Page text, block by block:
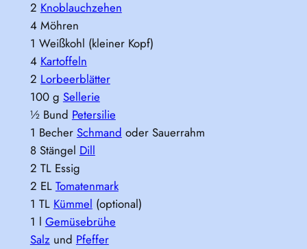
2 Knoblauchzehen
4 Möhren
1 Weißkohl (kleiner Kopf)
4 Kartoffeln
2 Lorbeerblätter
100 g Sellerie
½ Bund Petersilie
1 Becher Schmand oder Sauerrahm
8 Stängel Dill
2 TL Essig
2 EL Tomatenmark
1 TL Kümmel (optional)
1 l Gemüsebrühe
Salzund Pfeffer